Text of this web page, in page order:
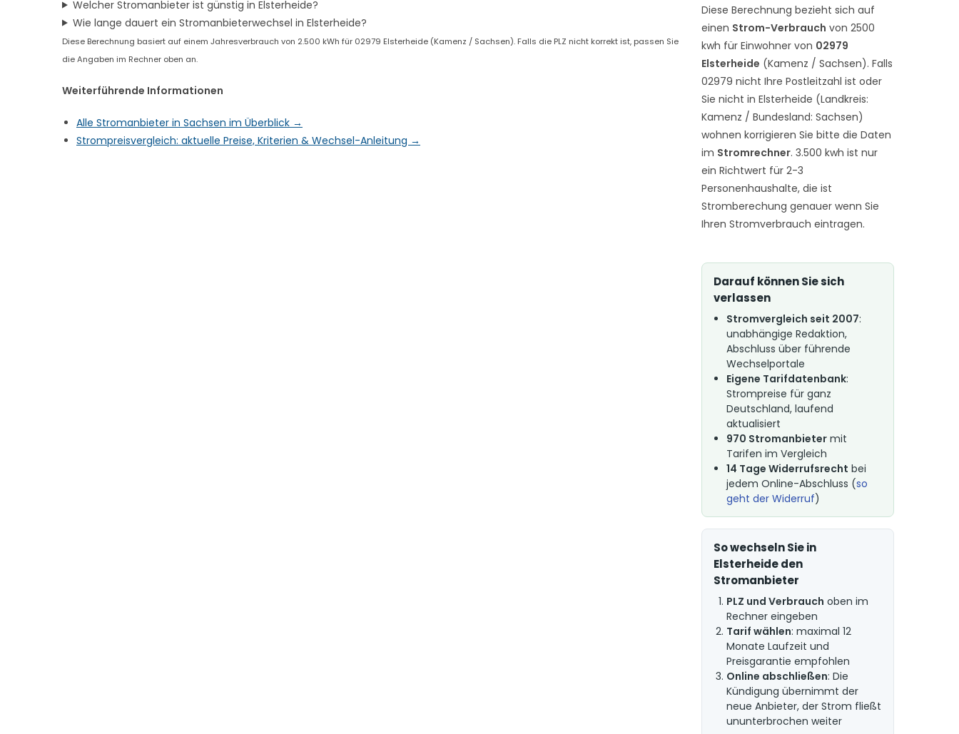
Welcher Stromanbieter ist günstig in Elsterheide?
Wie lange dauert ein Stromanbieterwechsel in Elsterheide?
Diese Berechnung basiert auf einem Jahresverbrauch von 2.500 kWh für 02979 Elsterheide (Kamenz / Sachsen). Falls die PLZ nicht korrekt ist, passen Sie
die Angaben im Rechner oben an.
Weiterführende Informationen
Alle Stromanbieter in Sachsen im Überblick →
Strompreisvergleich: aktuelle Preise, Kriterien & Wechsel-Anleitung →
Diese Berechnung bezieht sich auf
einen Strom-Verbrauch von 2500
kwh für Einwohner von 02979
Elsterheide (Kamenz / Sachsen). Falls
02979 nicht Ihre Postleitzahl ist oder
Sie nicht in Elsterheide (Landkreis:
Kamenz / Bundesland: Sachsen)
wohnen korrigieren Sie bitte die Daten
im Stromrechner. 3.500 kwh ist nur
ein Richtwert für 2-3
Personenhaushalte, die ist
Stromberechung genauer wenn Sie
Ihren Stromverbrauch eintragen.
Darauf können Sie sich
verlassen
Stromvergleich seit 2007:
unabhängige Redaktion,
Abschluss über führende
Wechselportale
Eigene Tarifdatenbank:
Strompreise für ganz
Deutschland, laufend
aktualisiert
970 Stromanbietermit
Tarifen im Vergleich
14 Tage Widerrufsrecht bei
jedem Online-Abschluss (so
geht der Widerruf)
So wechseln Sie in
Elsterheide den
Stromanbieter
PLZ und Verbrauch oben im
Rechner eingeben
Tarif wählen: maximal 12
Monate Laufzeit und
Preisgarantie empfohlen
Online abschließen: Die
Kündigung übernimmt der
neue Anbieter, der Strom fließt
ununterbrochen weiter